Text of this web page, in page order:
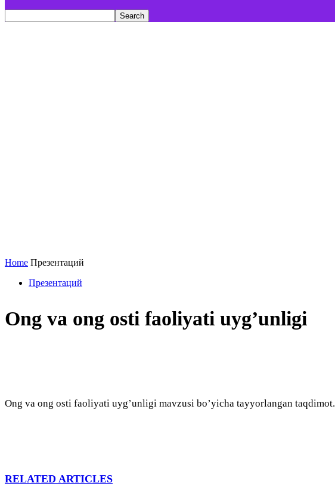
Home Презентаций
Презентаций
Ong va ong osti faoliyati uyg’unligi
Ong va ong osti faoliyati uyg’unligi mavzusi bo’yicha tayyorlangan taqdimot.
RELATED ARTICLES